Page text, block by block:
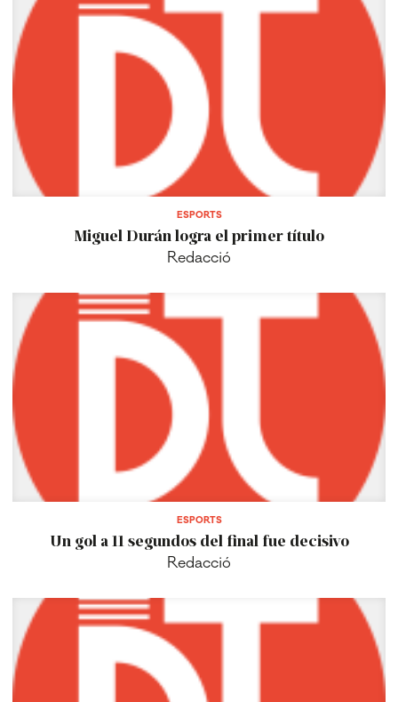
ESPORTS
Miguel Durán logra el primer título
Redacció
ESPORTS
Un gol a 11 segundos del final fue decisivo
Redacció